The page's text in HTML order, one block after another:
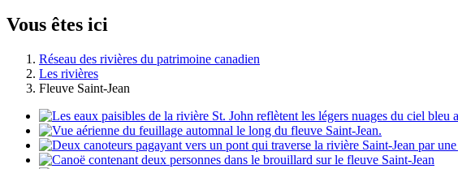
Vous êtes ici
Réseau des rivières du patrimoine canadien
Les rivières
Fleuve Saint-Jean